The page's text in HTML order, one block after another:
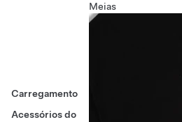
Carregamento
Acessórios do
Meias